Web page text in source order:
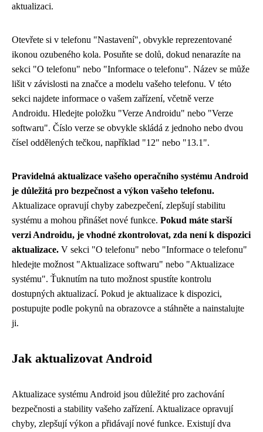
aktualizaci.
Otevřete si v telefonu "Nastavení", obvykle reprezentované
ikonou ozubeného kola. Posuňte se dolů, dokud nenarazíte na
sekci "O telefonu" nebo "Informace o telefonu". Název se může
lišit v závislosti na značce a modelu vašeho telefonu. V této
sekci najdete informace o vašem zařízení, včetně verze
Androidu. Hledejte položku "Verze Androidu" nebo "Verze
softwaru". Číslo verze se obvykle skládá z jednoho nebo dvou
čísel oddělených tečkou, například "12" nebo "13.1".
Pravidelná aktualizace vašeho operačního systému Android
je důležitá pro bezpečnost a výkon vašeho telefonu.
Aktualizace opravují chyby zabezpečení, zlepšují stabilitu
systému a mohou přinášet nové funkce. Pokud máte starší
verzi Androidu, je vhodné zkontrolovat, zda není k dispozici
aktualizace. V sekci "O telefonu" nebo "Informace o telefonu"
hledejte možnost "Aktualizace softwaru" nebo "Aktualizace
systému". Ťuknutím na tuto možnost spustíte kontrolu
dostupných aktualizací. Pokud je aktualizace k dispozici,
postupujte podle pokynů na obrazovce a stáhněte a nainstalujte
ji.
Jak aktualizovat Android
Aktualizace systému Android jsou důležité pro zachování
bezpečnosti a stability vašeho zařízení. Aktualizace opravují
chyby, zlepšují výkon a přidávají nové funkce. Existují dva